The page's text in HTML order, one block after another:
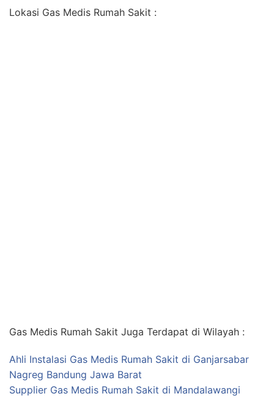
Lokasi Gas Medis Rumah Sakit :
Gas Medis Rumah Sakit Juga Terdapat di Wilayah :
Ahli Instalasi Gas Medis Rumah Sakit di Ganjarsabar
Nagreg Bandung Jawa Barat
Supplier Gas Medis Rumah Sakit di Mandalawangi